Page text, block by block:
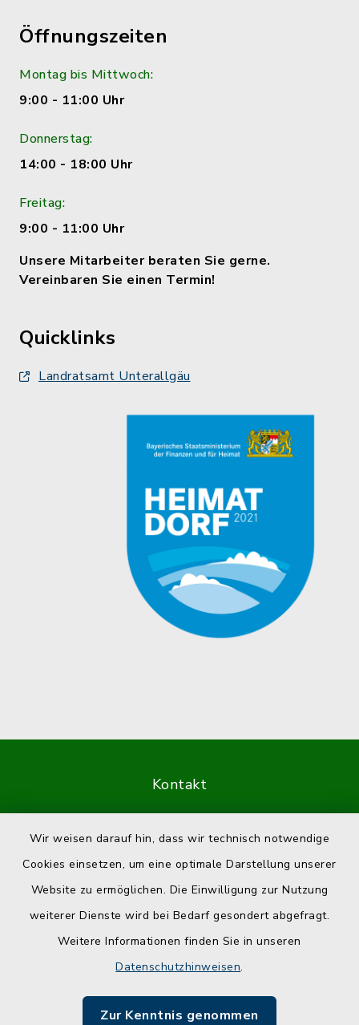
Wir weisen darauf hin, dass wir technisch notwendige
Cookies einsetzen, um eine optimale Darstellung unserer
Website zu ermöglichen. Die Einwilligung zur Nutzung
weiterer Dienste wird bei Bedarf gesondert abgefragt.
Weitere Informationen finden Sie in unseren
Datenschutzhinweisen.
Zur Kenntnis genommen
Öffnungszeiten
Montag bis Mittwoch:
9:00 - 11:00 Uhr
Donnerstag:
14:00 - 18:00 Uhr
Freitag:
9:00 - 11:00 Uhr
Unsere Mitarbeiter beraten Sie gerne.
Vereinbaren Sie einen Termin!
Quicklinks
Landratsamt Unterallgäu
Kontakt
Datenschutz
Impressum
Sitemap
Cookie-Einstellungen